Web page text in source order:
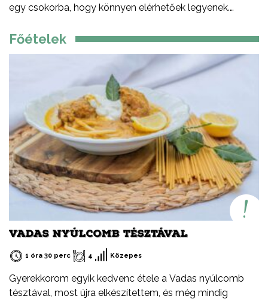
egy csokorba, hogy könnyen elérhetőek legyenek.
minden időszakában elkészítheted, mint ahogy a
Főételek
VADAS NYÚLCOMB TÉSZTÁVAL
1 óra 30 perc 4 Közepes
Gyerekkorom egyik kedvenc étele a Vadas nyúlcomb
tésztával, most újra elkészítettem, és még mindig